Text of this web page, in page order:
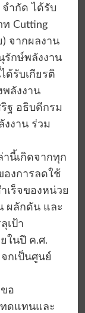
ำกัด ได้รับ
ท Cutting
) จากผลงาน
รักษ์พลังงาน
ด้รับเกียรติ
ลังงาน
ฐ อธิบดีกรม
งาน ร่วม
านี้เกิดจากทุก
งการลดใช้
เร็จของหน่วย
ผลักดัน และ
เป้า
ในปี ค.ศ.
กเป็นศูนย์
อ
ดแทนและ